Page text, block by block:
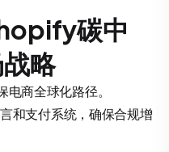
碳中
略
商全球化路径。
和支付系统，确保合规增